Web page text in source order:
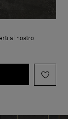
al nostro